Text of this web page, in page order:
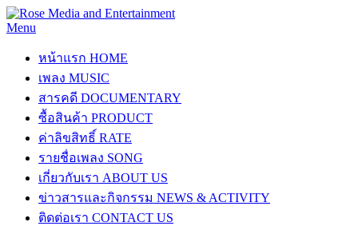
Menu
หน้าแรก HOME
เพลง MUSIC
สารคดี DOCUMENTARY
ซื้อสินค้า PRODUCT
ค่าลิขสิทธิ์ RATE
รายชื่อเพลง SONG
เกี่ยวกับเรา ABOUT US
ข่าวสารและกิจกรรม NEWS & ACTIVITY
ติดต่อเรา CONTACT US